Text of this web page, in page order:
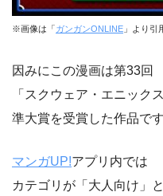
※画像は「ガンガンONLINE 」より引
因みにこの漫画は第33回
「スクウェア・エニック
準大賞を受賞した作品です
マンガUP!アプリ内では
カテゴリが「大人向け」と